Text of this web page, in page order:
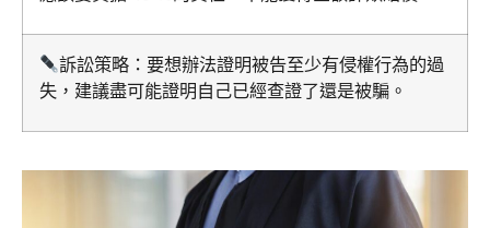
訴訟策略：要想辦法證明被告至少有侵權行為的過
失，建議盡可能證明自己已經查證了還是被騙。